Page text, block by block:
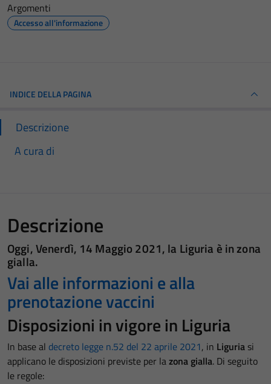
Argomenti
Accesso all'informazione
INDICE DELLA PAGINA
Descrizione
A cura di
Descrizione
Oggi,Venerdì, 14 Maggio 2021, la Liguria è in zona
gialla.
Vai alle informazioni e alla
prenotazione vaccini
Disposizioni in vigore in Liguria
In base al decreto legge n.52 del 22 aprile 2021, in Liguria si
applicano le disposizioni previste per lazona gialla. Di seguito
le regole: